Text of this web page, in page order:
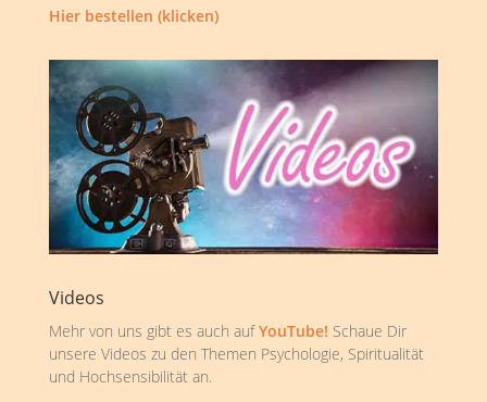
Hier bestellen (klicken)
Videos
Mehr von uns gibt es auch aufYouTube! Schaue Dir
unsere Videos zu den Themen Psychologie, Spiritualität
und Hochsensibilität an.